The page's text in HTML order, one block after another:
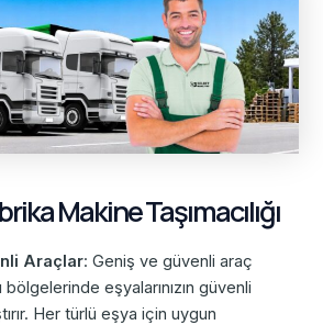
Makine Taşımacılığı
Araçlar: Geniş ve güvenli araç
eşyalarınızın güvenli
Her türlü eşya için uygun